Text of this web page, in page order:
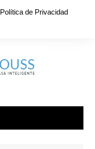
Política de Privacidad